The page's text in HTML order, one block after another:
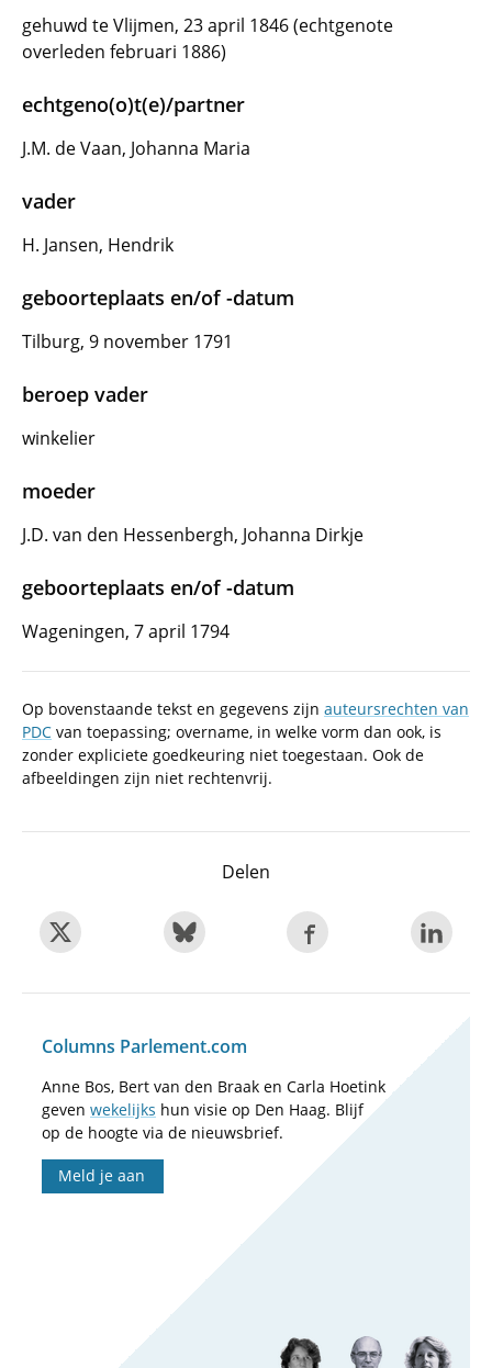
gehuwd te Vlijmen, 23 april 1846 (echtgenote
overleden februari 1886)
echtgeno(o)t(e)/partner
J.M. de Vaan, Johanna Maria
vader
H. Jansen, Hendrik
geboorteplaats en/of -datum
Tilburg, 9 november 1791
beroep vader
winkelier
moeder
J.D. van den Hessenbergh, Johanna Dirkje
geboorteplaats en/of -datum
Wageningen, 7 april 1794
Op bovenstaande tekst en gegevens zijn auteursrechten van
PDC van toepassing; overname, in welke vorm dan ook, is
zonder expliciete goedkeuring niet toegestaan. Ook de
afbeeldingen zijn niet rechtenvrij.
Delen
Columns Parlement.com
Anne Bos, Bert van den Braak en Carla Hoetink
geven wekelijks hun visie op Den Haag. Blijf
op de hoogte via de nieuwsbrief.
Meld je aan